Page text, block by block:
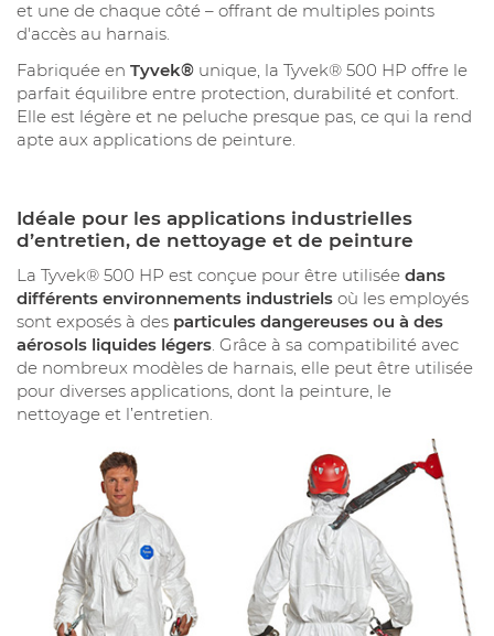
et une de chaque côté – offrant de multiples points
d'accès au harnais.
Fabriquée en Tyvek® unique, la Tyvek® 500 HP offre le
parfait équilibre entre protection, durabilité et confort.
Elle est légère et ne peluche presque pas, ce qui la rend
apte aux applications de peinture.
Idéale pour les applications industrielles
d’entretien, de nettoyage et de peinture
La Tyvek® 500 HP est conçue pour être utilisée dans
différents environnements industriels où les employés
sont exposés à des particules dangereuses ou à des
aérosols liquides légers. Grâce à sa compatibilité avec
de nombreux modèles de harnais, elle peut être utilisée
pour diverses applications, dont la peinture, le
nettoyage et l’entretien.